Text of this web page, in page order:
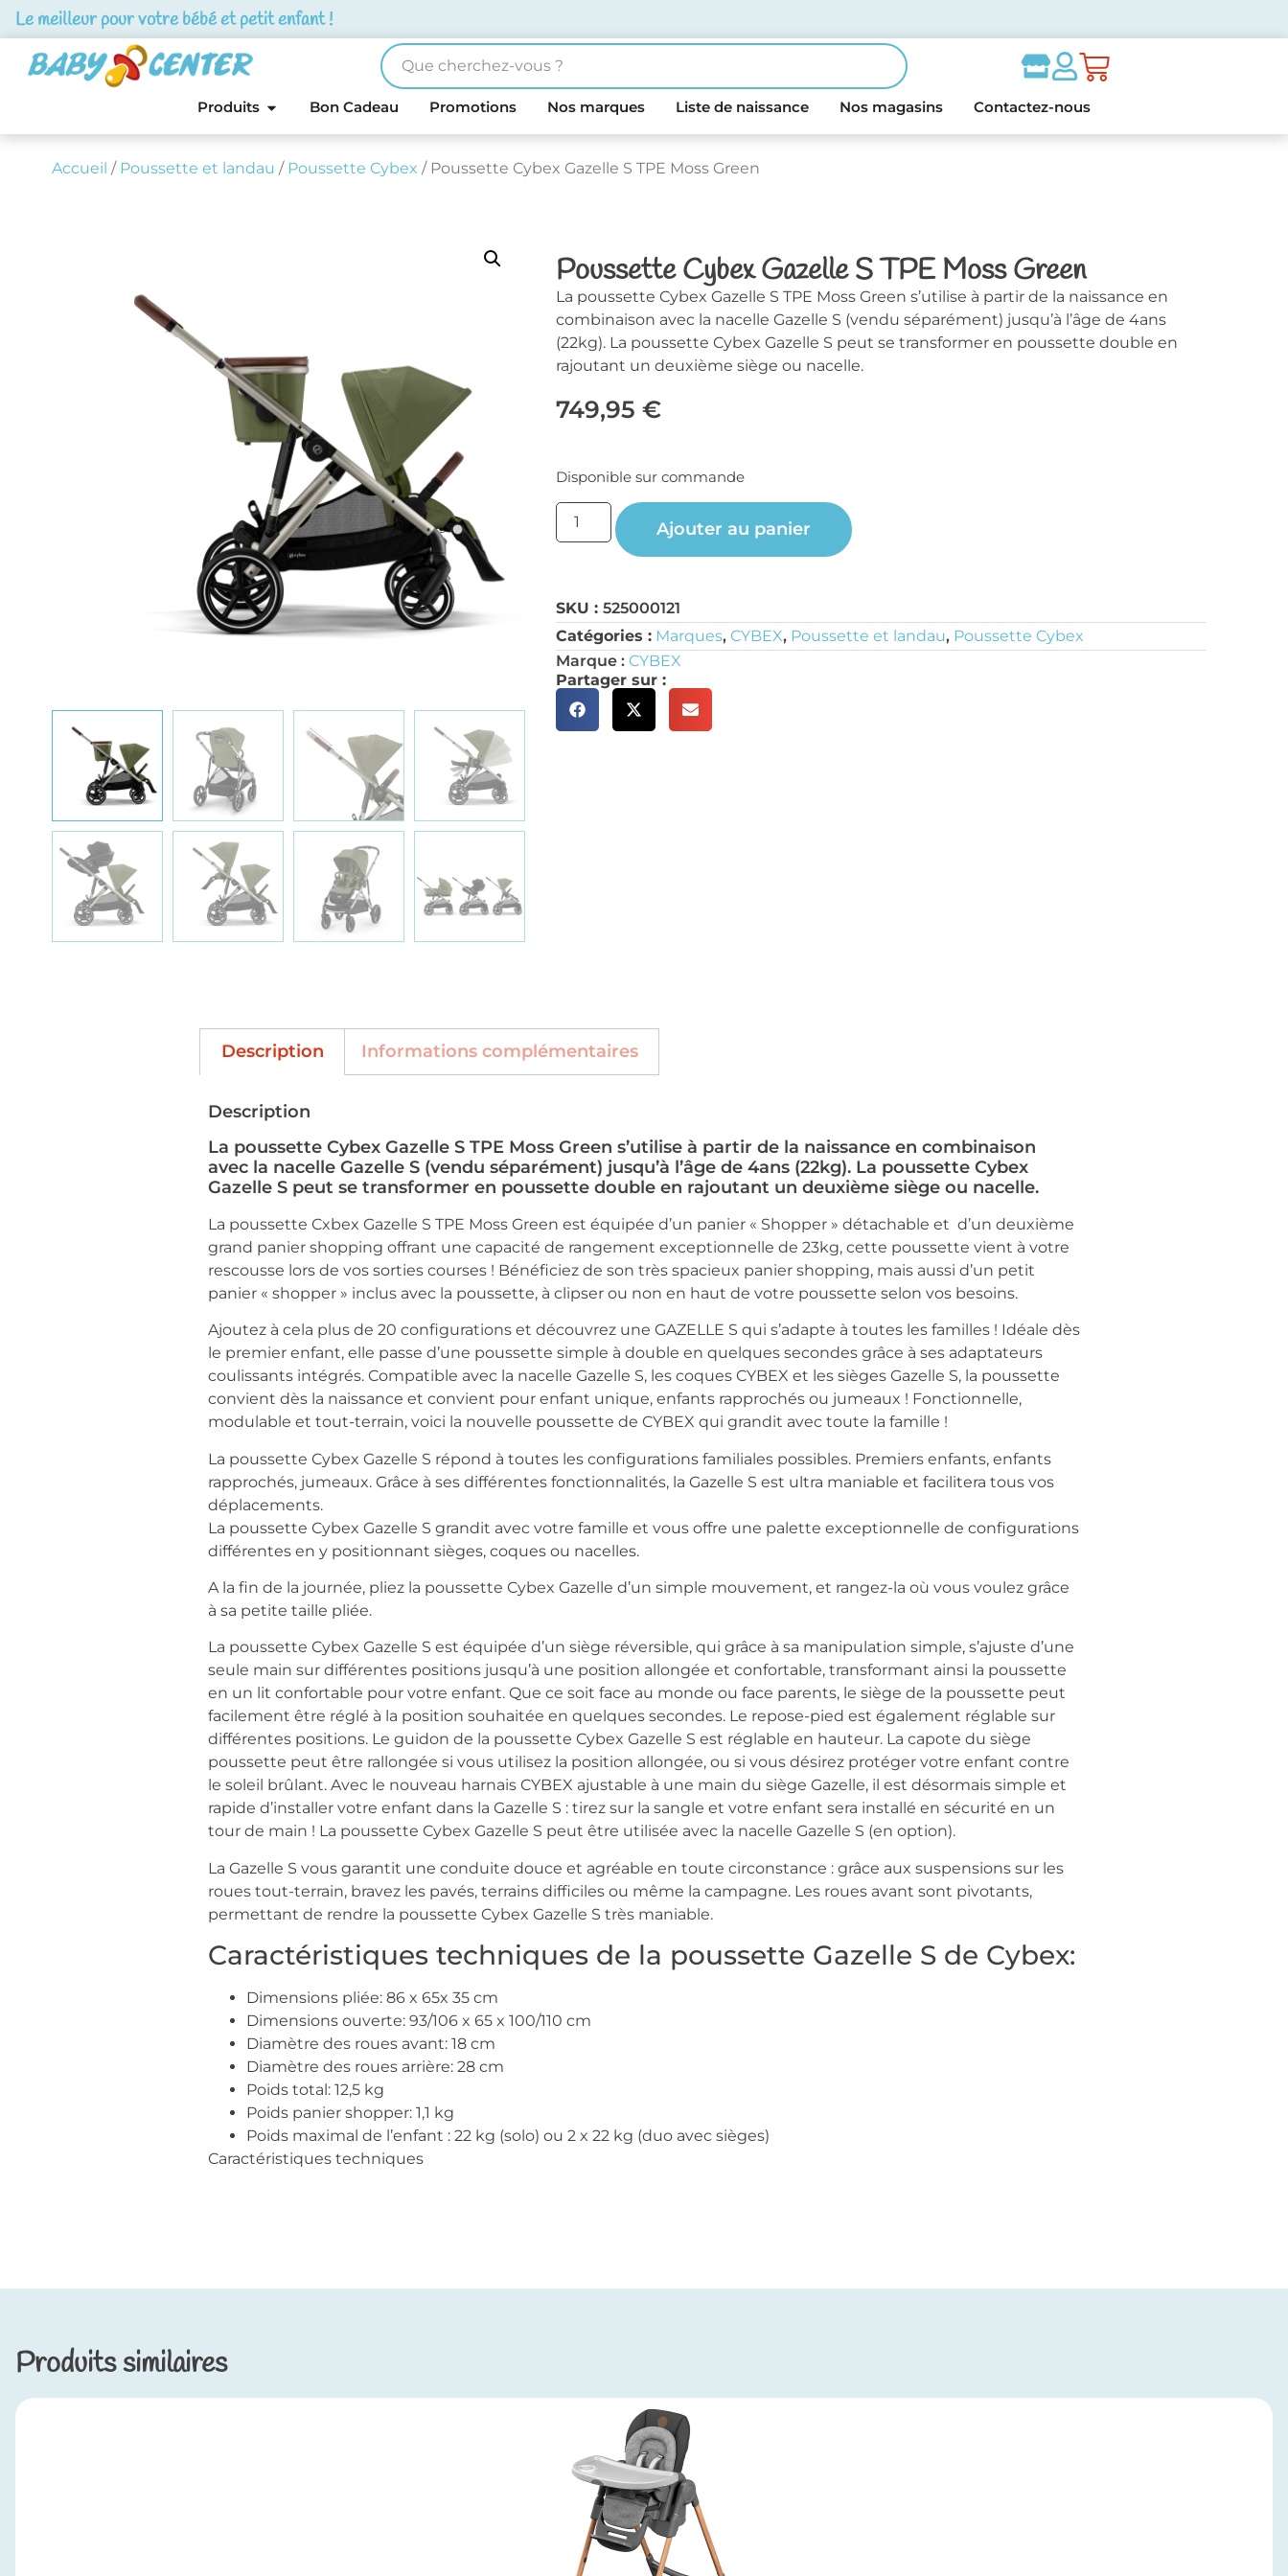
Le meilleur pour votre bébé et petit enfant !
Produits Bon Cadeau Promotions Nos marques Liste de naissance Nos magasins Contactez-nous
Accueil / Poussette et landau / Poussette Cybex / Poussette Cybex Gazelle S TPE Moss Green
Poussette Cybex Gazelle S TPE Moss Green
La poussette Cybex Gazelle S TPE Moss Green s’utilise à partir de la naissance en
combinaison avec la nacelle Gazelle S (vendu séparément) jusqu’à l’âge de 4ans
(22kg). La poussette Cybex Gazelle S peut se transformer en poussette double en
rajoutant un deuxième siège ou nacelle.
749,95€
Disponible sur commande
Ajouter au panier
SKU :525000121
Catégories : Marques,CYBEX, Poussette et landau, Poussette Cybex
Marque :CYBEX
Partager sur :
Description Informations complémentaires
Description
La poussette Cybex Gazelle S TPE Moss Green s’utilise à partir de la naissance en combinaison
avec la nacelle Gazelle S (vendu séparément) jusqu’à l’âge de 4ans (22kg). La poussette Cybex
Gazelle S peut se transformer en poussette double en rajoutant un deuxième siège ou nacelle.
La poussette Cxbex Gazelle S TPE Moss Green est équipée d’un panier « Shopper » détachable et d’un deuxième
grand panier shopping offrant une capacité de rangement exceptionnelle de 23kg, cette poussette vient à votre
rescousse lors de vos sorties courses ! Bénéficiez de son très spacieux panier shopping, mais aussi d’un petit
panier « shopper » inclus avec la poussette, à clipser ou non en haut de votre poussette selon vos besoins.
Ajoutez à cela plus de 20 configurations et découvrez une GAZELLE S qui s’adapte à toutes les familles ! Idéale dès
le premier enfant, elle passe d’une poussette simple à double en quelques secondes grâce à ses adaptateurs
coulissants intégrés. Compatible avec la nacelle Gazelle S, les coques CYBEX et les sièges Gazelle S, la poussette
convient dès la naissance et convient pour enfant unique, enfants rapprochés ou jumeaux ! Fonctionnelle,
modulable et tout-terrain, voici la nouvelle poussette de CYBEX qui grandit avec toute la famille !
La poussette Cybex Gazelle S répond à toutes les configurations familiales possibles. Premiers enfants, enfants
rapprochés, jumeaux. Grâce à ses différentes fonctionnalités, la Gazelle S est ultra maniable et facilitera tous vos
déplacements.
La poussette Cybex Gazelle S grandit avec votre famille et vous offre une palette exceptionnelle de configurations
différentes en y positionnant sièges, coques ou nacelles.
A la fin de la journée, pliez la poussette Cybex Gazelle d’un simple mouvement, et rangez-la où vous voulez grâce
à sa petite taille pliée.
La poussette Cybex Gazelle S est équipée d’un siège réversible, qui grâce à sa manipulation simple, s’ajuste d’une
seule main sur différentes positions jusqu’à une position allongée et confortable, transformant ainsi la poussette
en un lit confortable pour votre enfant. Que ce soit face au monde ou face parents, le siège de la poussette peut
facilement être réglé à la position souhaitée en quelques secondes. Le repose-pied est également réglable sur
différentes positions. Le guidon de la poussette Cybex Gazelle S est réglable en hauteur. La capote du siège
poussette peut être rallongée si vous utilisez la position allongée, ou si vous désirez protéger votre enfant contre
le soleil brûlant. Avec le nouveau harnais CYBEX ajustable à une main du siège Gazelle, il est désormais simple et
rapide d’installer votre enfant dans la Gazelle S : tirez sur la sangle et votre enfant sera installé en sécurité en un
tour de main ! La poussette Cybex Gazelle S peut être utilisée avec la nacelle Gazelle S (en option).
La Gazelle S vous garantit une conduite douce et agréable en toute circonstance : grâce aux suspensions sur les
roues tout-terrain, bravez les pavés, terrains difficiles ou même la campagne. Les roues avant sont pivotants,
permettant de rendre la poussette Cybex Gazelle S très maniable.
Caractéristiques techniques de la poussette Gazelle S de Cybex:
Dimensions pliée: 86 x 65x 35 cm
Dimensions ouverte: 93/106 x 65 x 100/110 cm
Diamètre des roues avant: 18 cm
Diamètre des roues arrière: 28 cm
Poids total: 12,5 kg
Poids panier shopper: 1,1 kg
Poids maximal de l’enfant : 22 kg (solo) ou 2 x 22 kg (duo avec sièges)
Caractéristiques techniques
Produits similaires